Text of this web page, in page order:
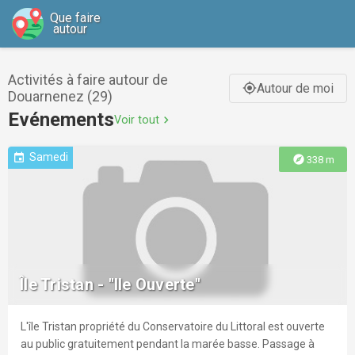
Que faire
autour
Activités à faire autour de
Douarnenez (29)
gps_fixedAutour de moi
EvénementsVoir tout chevron_right
explore 338 m
event Samedi
Île Tristan - "Ile Ouverte"
L'île Tristan propriété du Conservatoire du Littoral est ouverte
au public gratuitement pendant la marée basse. Passage à